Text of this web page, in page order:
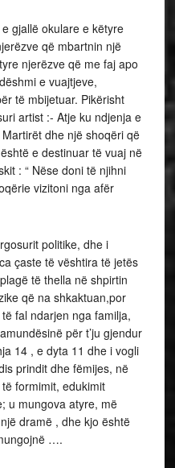
gjallë okulare e këtyre
që mbartnin një
njerëzve që me faj apo
e vuajtjeve,
të mbijetuar. Pikërisht
artist :- Atje ku ndjenja e
dhe një shoqëri që
e destinuar të vuaj në
: “ Nëse doni të njihni
vizitoni nga afër
politike, dhe i
çaste të vështira të jetës
të thella në shpirtin
që na shkaktuan,por
fal ndarjen nga familja,
për t’ju gjendur
14 , e dyta 11 dhe i vogli
prindit dhe fëmijes, në
formimit, edukimit
u mungova atyre, më
dramë , dhe kjo është
….